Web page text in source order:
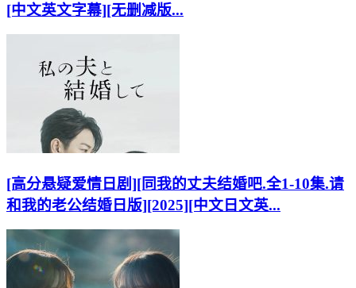
[中文英文字幕][无删减版...
[高分悬疑爱情日剧][同我的丈夫结婚吧.全1-10集.请
和我的老公结婚日版][2025][中文日文英...